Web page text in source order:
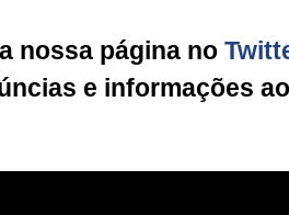
nossa página no
e informações